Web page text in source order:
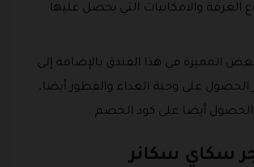
والامكانيات التي يحصل عليها
المميزة في هذا الفندق بالإضافة إلى
الحصول على وجبة الغداء والفطور أيضا،
الحصول أيضا على كود الخصم .
سكاي سكانر